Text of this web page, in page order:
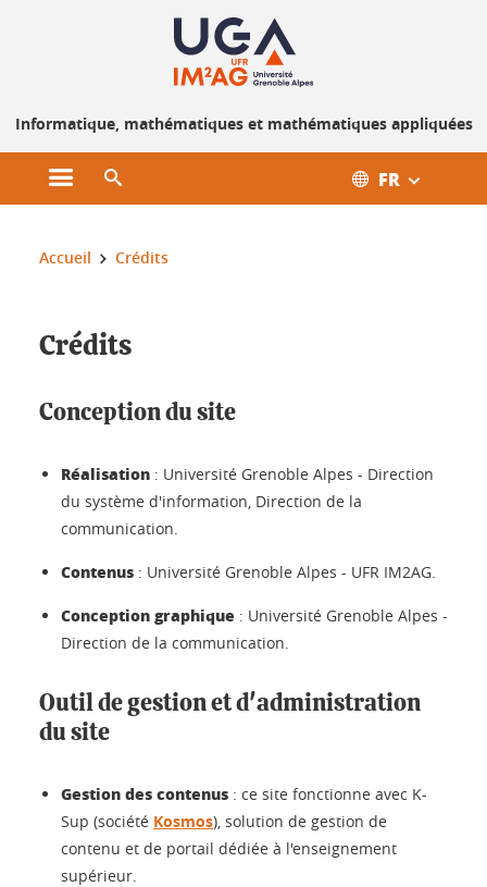
Informatique, mathématiques et mathématiques appliquées
Ouvrir le menu principal FR
Vous êtes ici :
Accueil Crédits
Crédits
Conception du site
Réalisation : Université Grenoble Alpes - Direction
du système d'information, Direction de la
communication.
Contenus : Université Grenoble Alpes - UFR IM2AG.
Conception graphique : Université Grenoble Alpes -
Direction de la communication.
Outil de gestion et d'administration
du site
Gestion des contenus : ce site fonctionne avec K-
Sup (société Kosmos), solution de gestion de
contenu et de portail dédiée à l'enseignement
supérieur.